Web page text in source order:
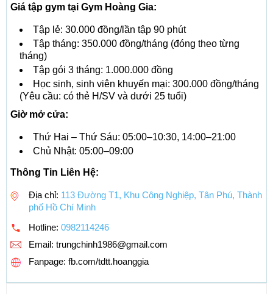
Giá tập gym tại Gym Hoàng Gia:
Tập lẻ: 30.000 đồng/lần tập 90 phút
Tập tháng: 350.000 đồng/tháng (đóng theo từng
tháng)
Tập gói 3 tháng: 1.000.000 đồng
Học sinh, sinh viên khuyến mại: 300.000 đồng/tháng
(Yêu cầu: có thẻ H/SV và dưới 25 tuổi)
Giờ mở cửa:
Thứ Hai – Thứ Sáu: 05:00–10:30, 14:00–21:00
Chủ Nhật: 05:00–09:00
Thông Tin Liên Hệ:
Địa chỉ: 113 Đường T1, Khu Công Nghiệp, Tân Phú, Thành
phố Hồ Chí Minh
Hotline: 0982114246
Email: trungchinh1986@gmail.com
Fanpage: fb.com/tdtt.hoanggia